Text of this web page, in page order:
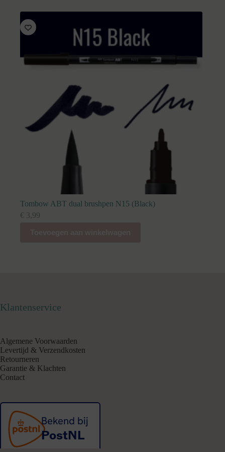
Tombow ABT dual brushpen N15 (Black)
€ 3,99
Klantenservice
Algemene Voorwaarden
Levertijd & Verzendkosten
Retourneren
Garantie & Klachten
Contact